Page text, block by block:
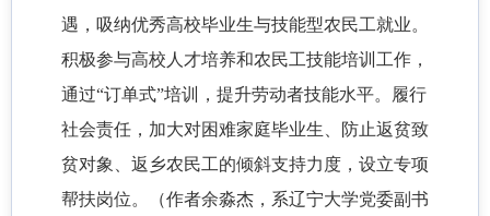
遇，吸纳优秀高校毕业生与技能型农民工就业。
积极参与高校人才培养和农民工技能培训工作，
通过“订单式”培训，提升劳动者技能水平。履行
社会责任，加大对困难家庭毕业生、防止返贫致
贫对象、返乡农民工的倾斜支持力度，设立专项
帮扶岗位。（作者余淼杰，系辽宁大学党委副书